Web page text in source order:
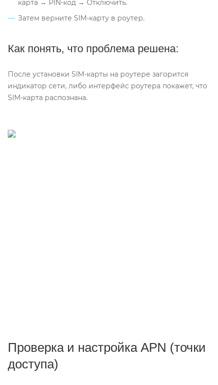
карта → PIN-код → Отключить.
Затем верните SIM-карту в роутер.
Как понять, что проблема решена:
После установки SIM-карты на роутере загорится
индикатор сети, либо интерфейс роутера покажет, что
SIM-карта распознана.
Проверка и настройка APN (точки
доступа)